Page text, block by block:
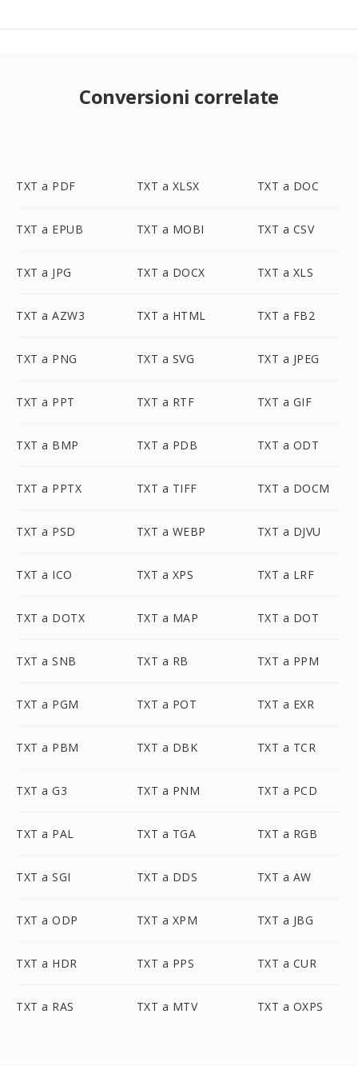
Conversioni correlate
TXT a PDF TXT a XLSX TXT a DOC
TXT a EPUB TXT a MOBI TXT a CSV
TXT a JPG TXT a DOCX TXT a XLS
TXT a AZW3 TXT a HTML TXT a FB2
TXT a PNG TXT a SVG TXT a JPEG
TXT a PPT TXT a RTF TXT a GIF
TXT a BMP TXT a PDB TXT a ODT
TXT a PPTX TXT a TIFF TXT a DOCM
TXT a PSD TXT a WEBP TXT a DJVU
TXT a ICO TXT a XPS TXT a LRF
TXT a DOTX TXT a MAP TXT a DOT
TXT a SNB TXT a RB TXT a PPM
TXT a PGM TXT a POT TXT a EXR
TXT a PBM TXT a DBK TXT a TCR
TXT a G3 TXT a PNM TXT a PCD
TXT a PAL TXT a TGA TXT a RGB
TXT a SGI TXT a DDS TXT a AW
TXT a ODP TXT a XPM TXT a JBG
TXT a HDR TXT a PPS TXT a CUR
TXT a RAS TXT a MTV TXT a OXPS